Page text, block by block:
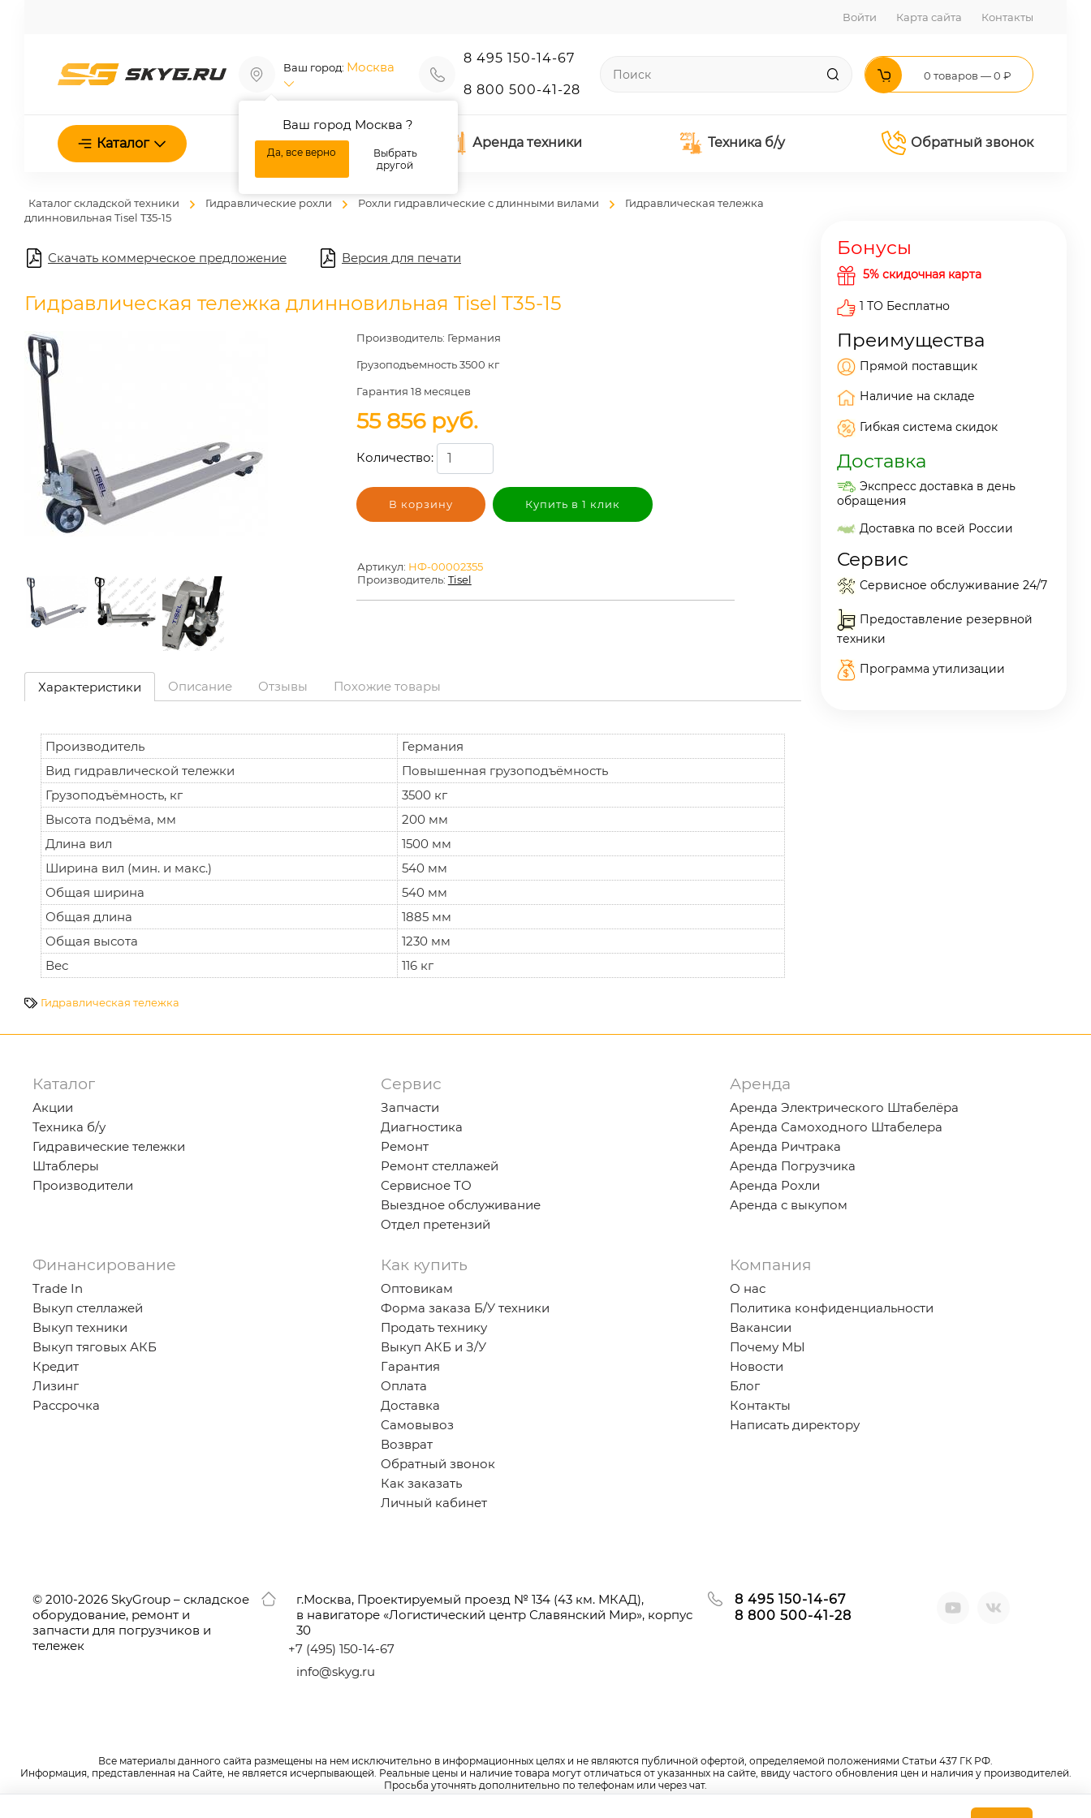
Войти Карта сайта Контакты
Ваш город: Москва
Ваш город Москва ?
Да, все верно
Выбрать
другой
8 495 150-14-67
8 800 500-41-28
0 товаров — 0 ₽
Каталог О нас Аренда техники Техника б/у Обратный звонок
Каталог складской техники Гидравлические рохли Рохли гидравлические с длинными вилами
Гидравлическая тележка
длинновильная Tisel T35-15
Скачать коммерческое предложение Версия для печати
Гидравлическая тележка длинновильная Tisel T35-15
Производитель: Германия
Грузоподъемность 3500 кг
Гарантия 18 месяцев
55 856руб.
Количество:
В корзину Купить в 1 клик
Артикул: НФ-00002355
Производитель: Tisel
Характеристики Описание Отзывы Похожие товары
Производитель
Германия
Вид гидравлической тележки
Повышенная грузоподъёмность
Грузоподъёмность, кг
3500 кг
Высота подъёма, мм
200 мм
Длина вил
1500 мм
Ширина вил (мин. и макс.)
540 мм
Общая ширина
540 мм
Общая длина
1885 мм
Общая высота
1230 мм
Вес
116 кг
Гидравлическая тележка
Бонусы
5% скидочная карта
1 ТО Бесплатно
Преимущества
Прямой поставщик
Наличие на складе
Гибкая система скидок
Доставка
Экспресс доставка в день
обращения
Доставка по всей России
Сервис
Сервисное обслуживание 24/7
Предоставление резервной
техники
Программа утилизации
Каталог
Акции
Техника б/у
Гидравические тележки
Штаблеры
Производители
Сервис
Запчасти
Диагностика
Ремонт
Ремонт стеллажей
Сервисное ТО
Выездное обслуживание
Отдел претензий
Аренда
Аренда Электрического Штабелёра
Аренда Самоходного Штабелера
Аренда Ричтрака
Аренда Погрузчика
Аренда Рохли
Аренда с выкупом
Финансирование
Trade In
Выкуп стеллажей
Выкуп техники
Выкуп тяговых АКБ
Кредит
Лизинг
Рассрочка
Как купить
Оптовикам
Форма заказа Б/У техники
Продать технику
Выкуп АКБ и З/У
Гарантия
Оплата
Доставка
Самовывоз
Возврат
Обратный звонок
Как заказать
Личный кабинет
Компания
О нас
Политика конфиденциальности
Вакансии
Почему МЫ
Новости
Блог
Контакты
Написать директору
© 2010-2026 SkyGroup – складское
оборудование, ремонт и
запчасти для погрузчиков и
тележек
г.Москва, Проектируемый проезд № 134 (43 км. МКАД),
в навигаторе «Логистический центр Славянский Мир», корпус
30
+7 (495) 150-14-67
info@skyg.ru
8 495 150-14-67
8 800 500-41-28
Все материалы данного сайта размещены на нем исключительно в информационных целях и не являются публичной офертой, определяемой положениями Статьи 437 ГК РФ.
Информация, представленная на Сайте, не является исчерпывающей. Реальные цены и наличие товара могут отличаться от указанных на сайте, ввиду частого обновления цен и наличия у производителей.
Просьба уточнять дополнительно по телефонам или через чат.